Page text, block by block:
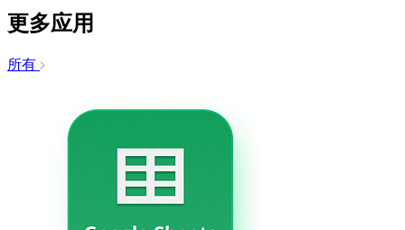
更多应用
所有